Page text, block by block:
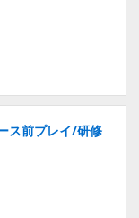
ス前プレイ/研修